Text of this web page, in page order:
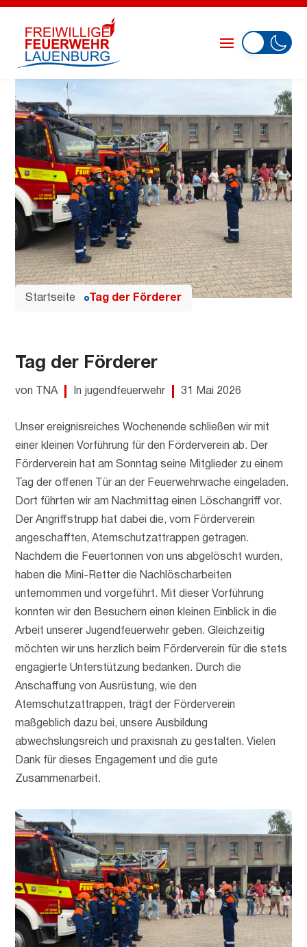
Startseite Tag der Förderer
Tag der Förderer
von TNA In jugendfeuerwehr 31 Mai 2026
Unser ereignisreiches Wochenende schließen wir mit
einer kleinen Vorführung für den Förderverein ab. Der
Förderverein hat am Sonntag seine Mitglieder zu einem
Tag der offenen Tür an der Feuerwehrwache eingeladen.
Dort führten wir am Nachmittag einen Löschangriff vor.
Der Angriffstrupp hat dabei die, vom Förderverein
angeschafften, Atemschutzattrappen getragen.
Nachdem die Feuertonnen von uns abgelöscht wurden,
haben die Mini-Retter die Nachlöscharbeiten
unternommen und vorgeführt. Mit dieser Vorführung
konnten wir den Besuchern einen kleinen Einblick in die
Arbeit unserer Jugendfeuerwehr geben. Gleichzeitig
möchten wir uns herzlich beim Förderverein für die stets
engagierte Unterstützung bedanken. Durch die
Anschaffung von Ausrüstung, wie den
Atemschutzattrappen, trägt der Förderverein
maßgeblich dazu bei, unsere Ausbildung
abwechslungsreich und praxisnah zu gestalten. Vielen
Dank für dieses Engagement und die gute
Zusammenarbeit.